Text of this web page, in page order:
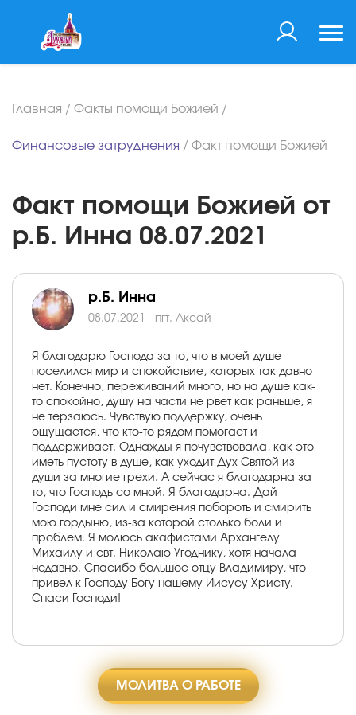
Главная / Факты помощи Божией /
Финансовые затруднения / Факт помощи Божией
Факт помощи Божией от
р.Б. Инна 08.07.2021
р.Б. Инна
08.07.2021 пгт. Аксай
Я благодарю Господа за то, что в моей душе
поселился мир и спокойствие, которых так давно
нет. Конечно, переживаний много, но на душе как-
то спокойно, душу на части не рвет как раньше, я
не терзаюсь. Чувствую поддержку, очень
ощущается, что кто-то рядом помогает и
поддерживает. Однажды я почувствовала, как это
иметь пустоту в душе, как уходит Дух Святой из
души за многие грехи. А сейчас я благодарна за
то, что Господь со мной. Я благодарна. Дай
Господи мне сил и смирения побороть и смирить
мою гордыню, из-за которой столько боли и
проблем. Я молюсь акафистами Архангелу
Михаилу и свт. Николаю Угоднику, хотя начала
недавно. Спасибо большое отцу Владимиру, что
привел к Господу Богу нашему Иисусу Христу.
Спаси Господи!
МОЛИТВА О РАБОТЕ